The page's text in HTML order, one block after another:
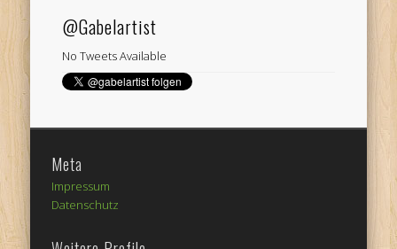
@Gabelartist
No Tweets Available
Meta
Impressum
Datenschutz